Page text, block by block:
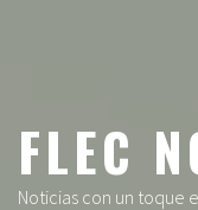
FLEC
Noticias con un toque